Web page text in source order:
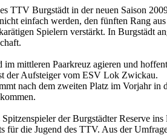
TTV Burgstädt in der neuen Saison
einfach werden, den fünften Rang
Spielern verstärkt. In Burgstädt
im mittleren Paarkreuz agieren und
der Aufsteiger vom ESV Lok Zwickau.
nach dem zweiten Platz im Vorjahr in
der Burgstädter Reserve
für die Jugend des TTV. Aus der